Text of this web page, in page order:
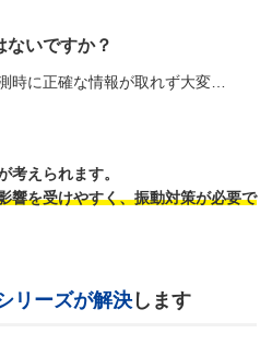
ないですか？
時に正確な情報が取れず大変…
考えられます。
響を受けやすく、振動対策が必要で
リーズが解決します